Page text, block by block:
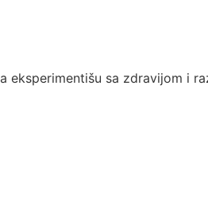
eksperimentišu sa zdravijom i